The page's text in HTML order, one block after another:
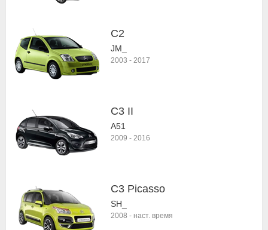
C2
JM_
2003 - 2017
C3 II
A51
2009 - 2016
C3 Picasso
SH_
2008 - наст. время